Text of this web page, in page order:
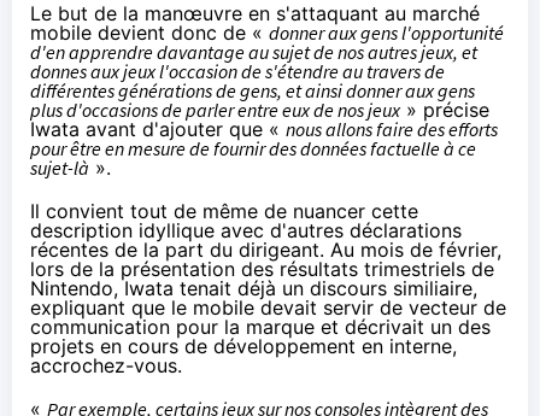
Le but de la manœuvre en s'attaquant au marché
mobile devient donc de « donner aux gens l'opportunité
d'en apprendre davantage au sujet de nos autres jeux, et
donnes aux jeux l'occasion de s'étendre au travers de
différentesgénérationsde gens, et ainsi donner aux gens
plus d'occasions de parler entre eux de nos jeux» précise
Iwata avant d'ajouter que « nous allons faire des efforts
pour être en mesure de fournir des données factuelle à ce
sujet-là ».
Il convient tout de même de nuancer cette
description idyllique avec d'autres déclarations
récentes de la part du dirigeant. Au mois de février,
lors de la présentation des résultats trimestriels de
Nintendo, Iwata tenait déjà un discours similiaire,
expliquant que le mobile devait servir de vecteur de
communication pour la marque et décrivait un des
projets en cours de développement en interne,
accrochez-vous.
« Par exemple, certains jeux sur nos consoles intègrent des